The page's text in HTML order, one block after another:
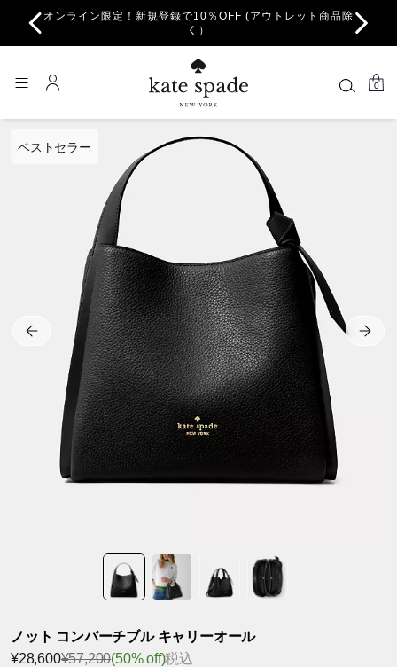
オンライン限定！新規登録で10％OFF (アウトレット商品除
く）
0
ベストセラー
ノット コンバーチブル キャリーオール
¥28,600¥57,200(50% off)税込